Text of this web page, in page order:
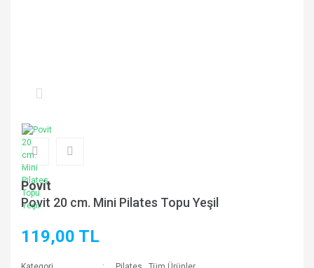
Povit
Povit 20 cm. Mini Pilates Topu Yeşil
119,00 TL